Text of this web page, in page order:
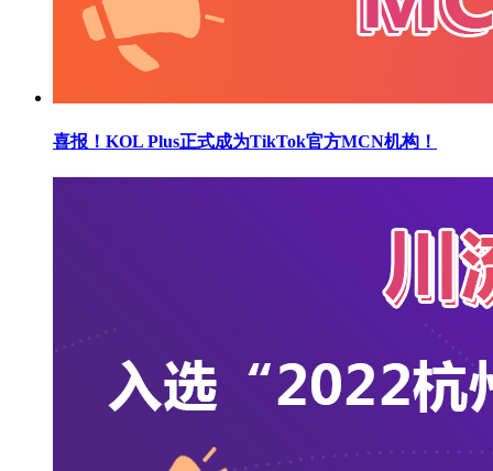
喜报！KOL Plus正式成为TikTok官方MCN机构！